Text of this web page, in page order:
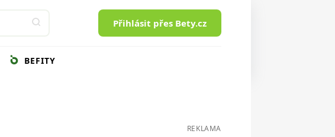
Přihlásit přes Bety.cz
BEFITY
REKLAMA